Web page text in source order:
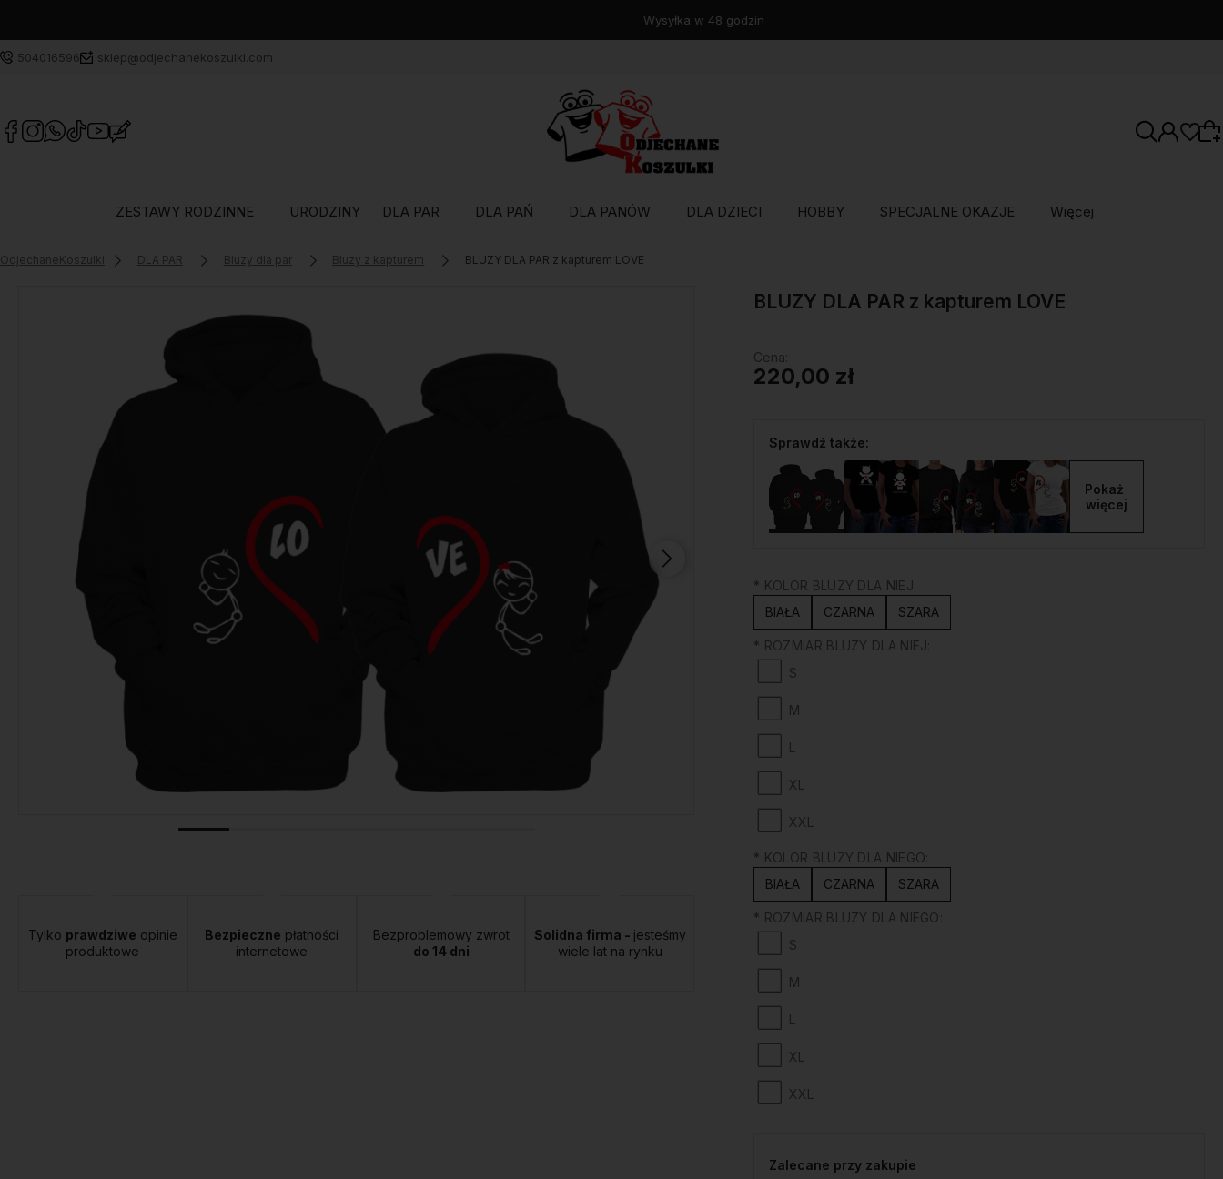
Wysyłka w 48 godzin
504016596 sklep@odjechanekoszulki.com
oferty lub zaloguj się, aby przywrócić dodane
produkty do listy z poprzedniej sesji.
ZESTAWY RODZINNE URODZINY DLA PAR DLA PAŃ DLA PANÓW DLA DZIECI HOBBY SPECJALNE OKAZJE Więcej
OdjechaneKoszulki DLA PAR Bluzy dla par Bluzy z kapturem BLUZY DLA PAR z kapturem LOVE
Tylko prawdziwe opinie
produktowe
Bezpieczne płatności
internetowe
Bezproblemowy zwrot
do 14 dni
Solidna firma - jesteśmy
wiele lat na rynku
BLUZY DLA PAR z kapturem LOVE
Cena:
220,00 zł
Sprawdź także:
Pokaż
więcej
* KOLOR BLUZY DLA NIEJ:
BIAŁA
CZARNA SZARA
* ROZMIAR BLUZY DLA NIEJ:
S
M
L
XL
XXL
* KOLOR BLUZY DLA NIEGO:
BIAŁA
CZARNA SZARA
* ROZMIAR BLUZY DLA NIEGO:
S
M
L
XL
XXL
Zalecane przy zakupie